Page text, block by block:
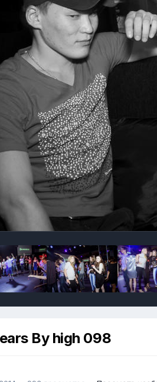
By high 098